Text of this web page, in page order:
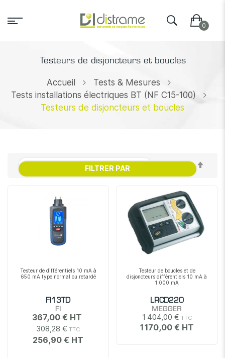
Testeurs de disjoncteurs et boucles
Accueil
Tests & Mesures
Tests installations électriques BT (NF C15-100)
Testeurs de disjoncteurs et boucles
Testeur de différentiels 10 mA à
650 mA type normal ou retardé
FI13TD
FI
308,28 €
256,90 €
367,00 €
Testeur de boucles et de
disjoncteurs différentiels 10 mA à
1 000 mA
LRCD220
MEGGER
1 404,00 €
1 170,00 €
FILTRER PAR